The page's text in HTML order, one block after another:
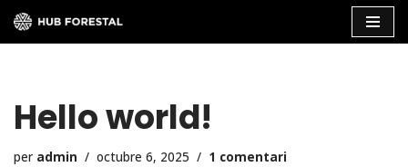
Vés
Hello world!
per admin octubre 6, 2025 1 comentari